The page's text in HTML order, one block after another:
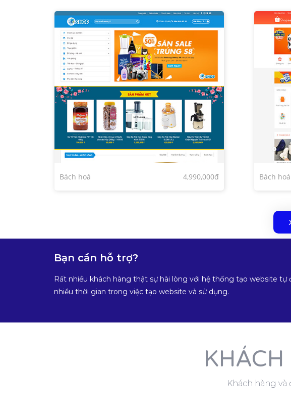
Bách hoá 4,990,000đ Bách
Bạn cần hỗ trợ?
Rất nhiều khách hàng thật sự hài lòng với hệ thống tạo website
nhiều thời gian trong việc tạo website và sử dụng.
Khách hàng